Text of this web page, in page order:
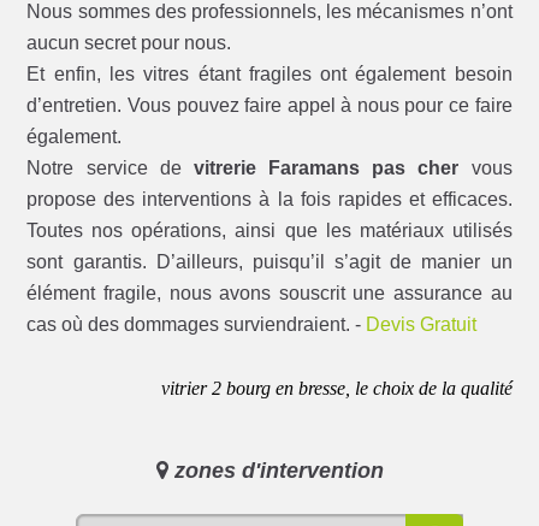
Nous sommes des professionnels, les mécanismes n’ont
aucun secret pour nous.
Et enfin, les vitres étant fragiles ont également besoin
d’entretien. Vous pouvez faire appel à nous pour ce faire
également.
Notre service de vitrerie Faramans pas cher vous
propose des interventions à la fois rapides et efficaces.
Toutes nos opérations, ainsi que les matériaux utilisés
sont garantis. D’ailleurs, puisqu’il s’agit de manier un
élément fragile, nous avons souscrit une assurance au
cas où des dommages surviendraient. - Devis Gratuit
vitrier 2 bourg en bresse, le choix de la qualité
zones d'intervention